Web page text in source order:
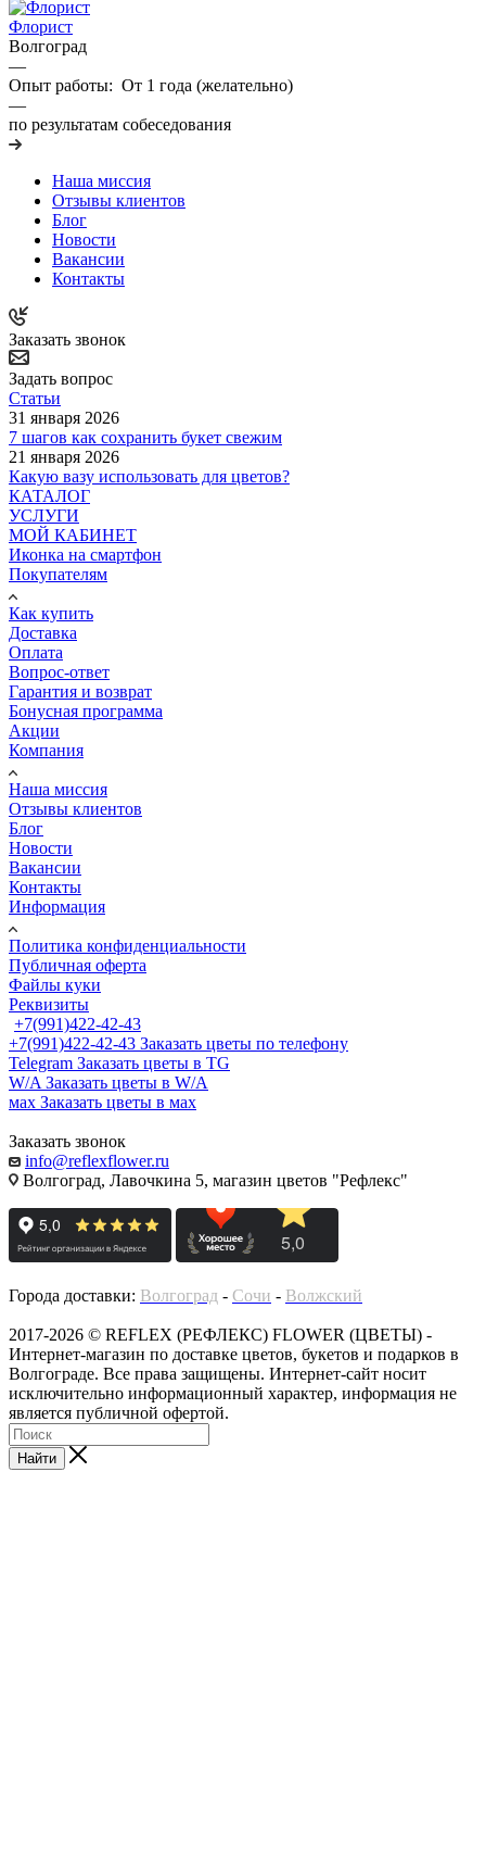
Флорист
Волгоград
—
Опыт работы: От 1 года (желательно)
—
по результатам собеседования
Наша миссия
Отзывы клиентов
Блог
Новости
Вакансии
Контакты
Заказать звонок
Задать вопрос
Статьи
31 января 2026
7 шагов как сохранить букет свежим
21 января 2026
Какую вазу использовать для цветов?
КАТАЛОГ
УСЛУГИ
МОЙ КАБИНЕТ
Иконка на смартфон
Покупателям
Как купить
Доставка
Оплата
Вопрос-ответ
Гарантия и возврат
Бонусная программа
Акции
Компания
Наша миссия
Отзывы клиентов
Блог
Новости
Вакансии
Контакты
Информация
Политика конфиденциальности
Публичная оферта
Файлы куки
Реквизиты
+7(991)422-42-43
+7(991)422-42-43 Заказать цветы по телефону
Telegram Заказать цветы в TG
W/A Заказать цветы в W/A
мах Заказать цветы в мах
Заказать звонок
info@reflexflower.ru
Волгоград, Лавочкина 5, магазин цветов "Рефлекс"
Города доставки: Волгоград - Сочи - Волжский
2017-2026 © REFLEX (РЕФЛЕКС) FLOWER (ЦВЕТЫ) -
Интернет-магазин по доставке цветов, букетов и подарков в
Волгограде. Все права защищены. Интернет-сайт носит
исключительно информационный характер, информация не
является публичной офертой.
Найти